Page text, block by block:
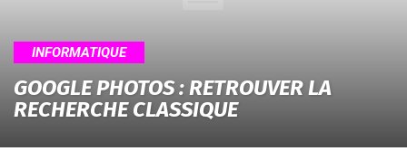
INFORMATIQUE
GOOGLE PHOTOS : RETROUVER LA
RECHERCHE CLASSIQUE